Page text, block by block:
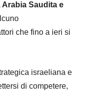
Saudita e
che fino a ieri si
israeliana e
di competere,